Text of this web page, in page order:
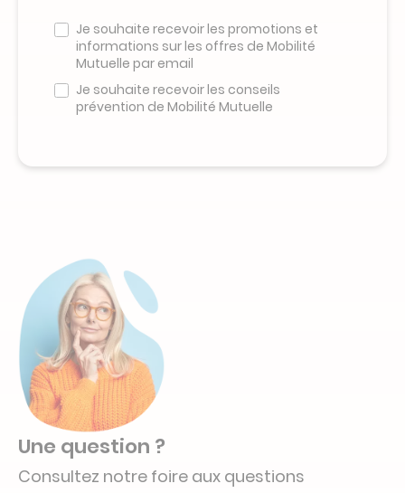
pas
remplir
champ
Je souhaite recevoir les promotions et
informations sur les offres de Mobilité
Mutuelle par email
Je souhaite recevoir les conseils
prévention de Mobilité Mutuelle
Une question ?
Consultez notre foire aux questions